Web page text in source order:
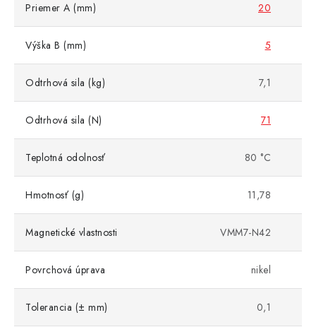
Priemer A (mm) 20
Výška B (mm) 5
Odtrhová sila (kg) 7,1
Odtrhová sila (N) 71
Teplotná odolnosť 80 °C
Hmotnosť (g) 11,78
Magnetické vlastnosti VMM7-N42
Povrchová úprava nikel
Tolerancia (± mm) 0,1